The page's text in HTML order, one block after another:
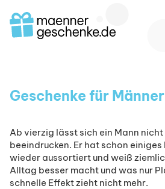
Geschenke für
Ab vierzig lässt sich ein Mann
beeindrucken. Er hat schon
wieder aussortiert und weiß
Alltag besser macht und was nur
schnelle Effekt zieht nicht mehr.